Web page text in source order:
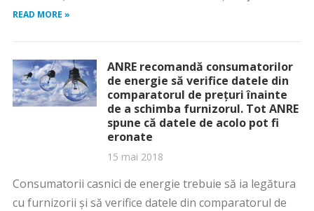
READ MORE »
ANRE recomandă consumatorilor
de energie să verifice datele din
comparatorul de preţuri înainte
de a schimba furnizorul. Tot ANRE
spune că datele de acolo pot fi
eronate
15 mai 2018
Consumatorii casnici de energie trebuie să ia legătura
cu furnizorii şi să verifice datele din comparatorul de